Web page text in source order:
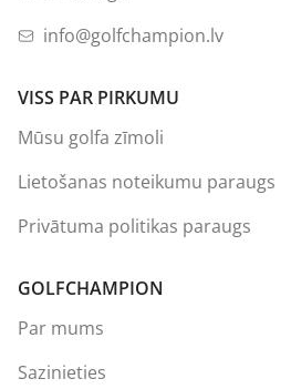
info@golfchampion.lv
VISS PAR PIRKUMU
Mūsu golfa zīmoli
Lietošanas noteikumu paraugs
Privātuma politikas paraugs
GOLFCHAMPION
Par mums
Sazinieties